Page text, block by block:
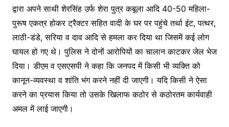
द्वारा अपने साथी शेरसिंह उर्फ शेरा पुत्र कबूला आदि 40-50 महिला-
पुरूष एकत्र होकर ट्रैक्टर सहित वादी के घर पर पहुंचे तर्था इंंट, पत्थर,
लाठी-डंडे, सरिया व दाव आदि से हमला कर दिया था जिसमें कई लोग
घायल हो गए थे। पुलिस ने दोनों आरोपियों का चालान काटकर जेल भेज
दिया। डीएम व एसएसपी ने कहा कि जनपद में किसी भी व्यक्ति को
कानून-व्यवस्था व शांति भंग करने नहीं दी जाएगी। यदि किसी ने ऐसा
करने का प्रयास किया तो उसके खिलाफ कठोर से कठोरतम कार्यवाही
अमल में लाई जाएगी।